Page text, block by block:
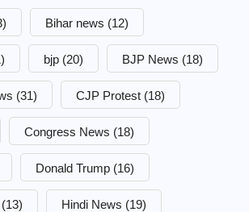
Bihar news (12)
bjp (20) BJP News (18)
(31) CJP Protest (18)
Congress News (18)
Donald Trump (16)
(13) Hindi News (19)